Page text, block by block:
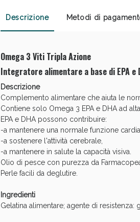
Descrizione Metodi di
Omega 3 Viti Tripla Azione
Integratore alimentare a base di EPA e
Descrizione
Complemento alimentare che aiuta le
Contiene solo Omega 3 EPA e DHA ad
EPA e DHA possono contribuire:
-a mantenere una normale funzione
-a sostenere l'attività cerebrale,
-a mantenere in salute la capacità visiva.
Olio di pesce con purezza da
Perle facili da deglutire.
Ingredienti
Gelatina alimentare; agente di